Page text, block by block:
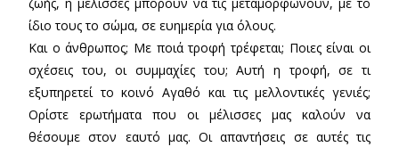
ζωής, η μέλισσες μπορούν να τις μεταμορφώνουν, με το
ίδιο τους το σώμα, σε ευημερία για όλους.
Και ο άνθρωπος; Mε ποιά τροφή τρέφεται; Ποιες είναι οι
σχέσεις του, οι συμμαχίες του; Αυτή η τροφή, σε τι
εξυπηρετεί το κοινό Αγαθό και τις μελλοντικές γενιές;
Ορίστε ερωτήματα που οι μέλισσες μας καλούν να
θέσουμε στον εαυτό μας. Οι απαντήσεις σε αυτές τις